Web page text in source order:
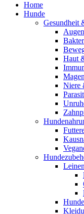
Home
Hunde
Gesundheit
Haut
Niere